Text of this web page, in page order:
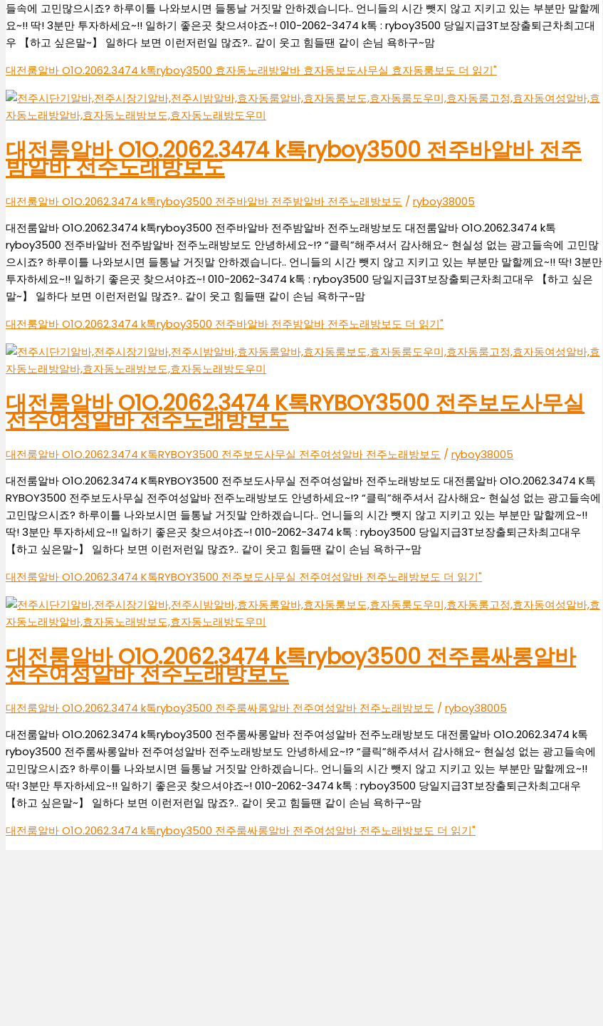
들속에 고민많으시죠? 하루이틀 나와보시면 들통날 거짓말 안하겠습니다.. 언니들의 시간 뺏지 않고 지키고 있는 부분만 말할께
요~!! 딱! 3분만 투자하세요~!! 일하기 좋은곳 찾으셔야죠~! 010-2062-3474 k톡 : ryboy3500 당일지급3T보장출퇴근차최고대
우 【하고 싶은말~】 일하다 보면 이런저런일 많죠?.. 같이 웃고 힘들땐 같이 손님 욕하구~맘
대전룸알바 O1O.2062.3474 k톡ryboy3500 효자동노래방알바 효자동보도사무실 효자동룸보도 더 읽기"
대전룸알바 O1O.2062.3474 k톡ryboy3500 전주바알바 전주
밤알바 전주노래방보도
대전룸알바 O1O.2062.3474 k톡ryboy3500 전주바알바 전주밤알바 전주노래방보도 /ryboy38005
대전룸알바 O1O.2062.3474 k톡ryboy3500 전주바알바 전주밤알바 전주노래방보도 대전룸알바 O1O.2062.3474 k톡
ryboy3500 전주바알바 전주밤알바 전주노래방보도 안녕하세요~!? “클릭”해주셔서 감사해요~ 현실성 없는 광고들속에 고민많
으시죠? 하루이틀 나와보시면 들통날 거짓말 안하겠습니다.. 언니들의 시간 뺏지 않고 지키고 있는 부분만 말할께요~!! 딱! 3분만
투자하세요~!! 일하기 좋은곳 찾으셔야죠~! 010-2062-3474 k톡 : ryboy3500 당일지급3T보장출퇴근차최고대우 【하고 싶은
말~】 일하다 보면 이런저런일 많죠?.. 같이 웃고 힘들땐 같이 손님 욕하구~맘
대전룸알바 O1O.2062.3474 k톡ryboy3500 전주바알바 전주밤알바 전주노래방보도 더 읽기"
대전룸알바 O1O.2062.3474 K톡RYBOY3500 전주보도사무실
전주여성알바 전주노래방보도
대전룸알바 O1O.2062.3474 K톡RYBOY3500 전주보도사무실 전주여성알바 전주노래방보도 / ryboy38005
대전룸알바 O1O.2062.3474 K톡RYBOY3500 전주보도사무실 전주여성알바 전주노래방보도 대전룸알바 O1O.2062.3474 K톡
RYBOY3500 전주보도사무실 전주여성알바 전주노래방보도 안녕하세요~!? “클릭”해주셔서 감사해요~ 현실성 없는 광고들속에
고민많으시죠? 하루이틀 나와보시면 들통날 거짓말 안하겠습니다.. 언니들의 시간 뺏지 않고 지키고 있는 부분만 말할께요~!!
딱! 3분만 투자하세요~!! 일하기 좋은곳 찾으셔야죠~! 010-2062-3474 k톡 : ryboy3500 당일지급3T보장출퇴근차최고대우
【하고 싶은말~】 일하다 보면 이런저런일 많죠?.. 같이 웃고 힘들땐 같이 손님 욕하구~맘
대전룸알바 O1O.2062.3474 K톡RYBOY3500 전주보도사무실 전주여성알바 전주노래방보도 더 읽기"
대전룸알바 O1O.2062.3474 k톡ryboy3500 전주룸싸롱알바
전주여성알바 전주노래방보도
대전룸알바 O1O.2062.3474 k톡ryboy3500 전주룸싸롱알바 전주여성알바 전주노래방보도 / ryboy38005
대전룸알바 O1O.2062.3474 k톡ryboy3500 전주룸싸롱알바 전주여성알바 전주노래방보도 대전룸알바 O1O.2062.3474 k톡
ryboy3500 전주룸싸롱알바 전주여성알바 전주노래방보도 안녕하세요~!? “클릭”해주셔서 감사해요~ 현실성 없는 광고들속에
고민많으시죠? 하루이틀 나와보시면 들통날 거짓말 안하겠습니다.. 언니들의 시간 뺏지 않고 지키고 있는 부분만 말할께요~!!
딱! 3분만 투자하세요~!! 일하기 좋은곳 찾으셔야죠~! 010-2062-3474 k톡 : ryboy3500 당일지급3T보장출퇴근차최고대우
【하고 싶은말~】 일하다 보면 이런저런일 많죠?.. 같이 웃고 힘들땐 같이 손님 욕하구~맘
대전룸알바 O1O.2062.3474 k톡ryboy3500 전주룸싸롱알바 전주여성알바 전주노래방보도 더 읽기"